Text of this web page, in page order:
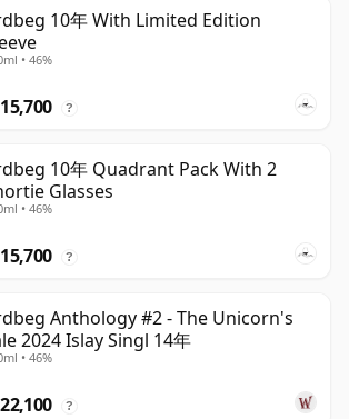
10年 With Limited Edition
• 46%
?
10年 Quadrant Pack With 2
Glasses
• 46%
?
Anthology #2 - The Unicorn's
2024 Islay Singl 14年
• 46%
?